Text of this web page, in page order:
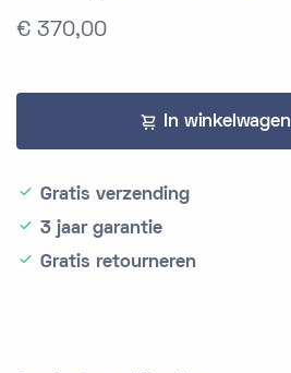
€ 370,00
In winkelwagen
Gratis verzending
3 jaar garantie
Gratis retourneren